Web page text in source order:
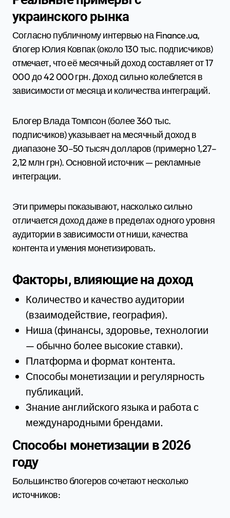
украинского рынка
Согласно публичному интервью на Finance.ua,
блогер Юлия Ковпак (около 130 тыс. подписчиков)
отмечает, что её месячный доход составляет от 17
000 до 42 000 грн. Доход сильно колеблется в
зависимости от месяца и количества интеграций.
Блогер Влада Томпсон (более 360 тыс.
подписчиков) указывает на месячный доход в
диапазоне 30–50 тысяч долларов (примерно 1,27–
2,12 млн грн). Основной источник — рекламные
интеграции.
Эти примеры показывают, насколько сильно
отличается доход даже в пределах одного уровня
аудитории в зависимости от ниши, качества
контента и умения монетизировать.
Факторы, влияющие на доход
Количество и качество аудитории
(взаимодействие, география).
Ниша (финансы, здоровье, технологии
— обычно более высокие ставки).
Платформа и формат контента.
Способы монетизации и регулярность
публикаций.
Знание английского языка и работа с
международными брендами.
Способы монетизации в 2026
году
Большинство блогеров сочетают несколько
источников: